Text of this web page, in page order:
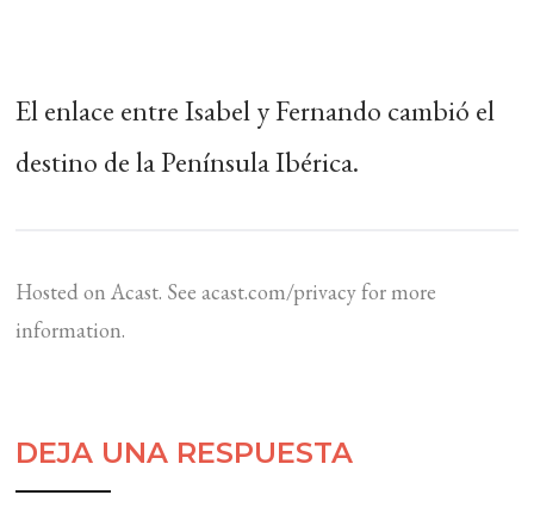
El enlace entre Isabel y Fernando cambió el
destino de la Península Ibérica.
Hosted on Acast. Seeacast.com/privacyfor more
information.
DEJA UNA RESPUESTA